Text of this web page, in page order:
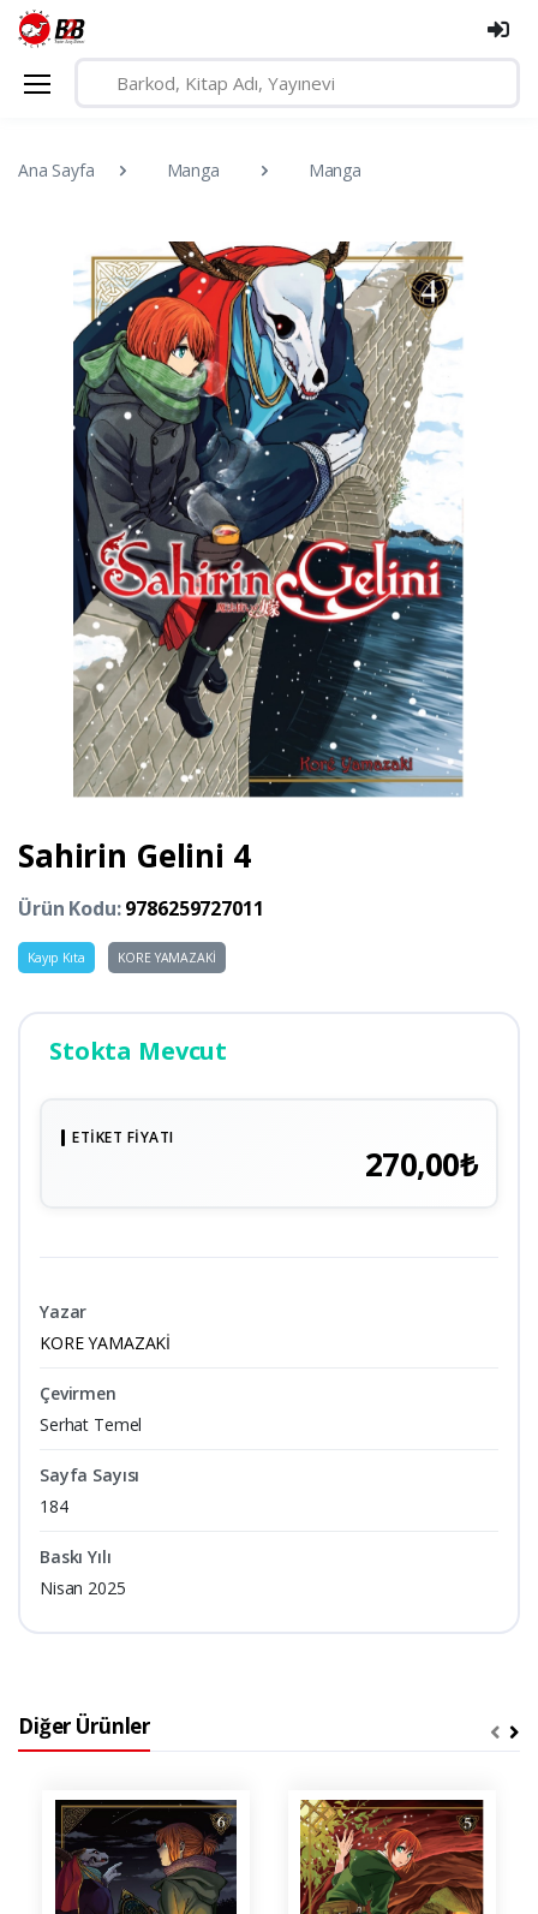
Ana Sayfa Manga Manga
Sahirin Gelini 4
Ürün Kodu:9786259727011
Kayıp Kıta KORE YAMAZAKİ
Stokta Mevcut
ETIKET FIYATI
270,00₺
Yazar
KORE YAMAZAKİ
Çevirmen
Serhat Temel
Sayfa Sayısı
184
Baskı Yılı
Nisan 2025
Diğer Ürünler